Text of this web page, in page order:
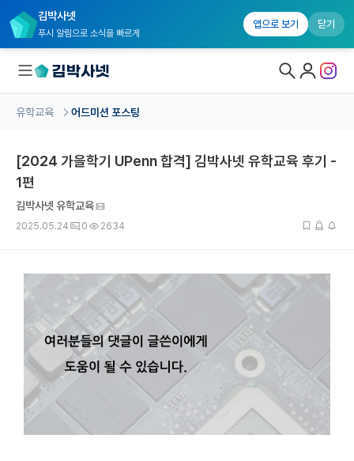
김박사넷
푸시 알림으로 소식을 빠르게
앱으로 보기 닫기
국내대학원 정보
커뮤니티
유학교육
유학교육 홈
수강 신청
미국 유학 게시판
어드미션 포스팅
유학교육 어드미션 포스팅
[2024 가을학기 UPenn 합격] 김박사넷 유학교육 후기 -
1편
김박사넷 유학교육
2025.05.24 0 2634